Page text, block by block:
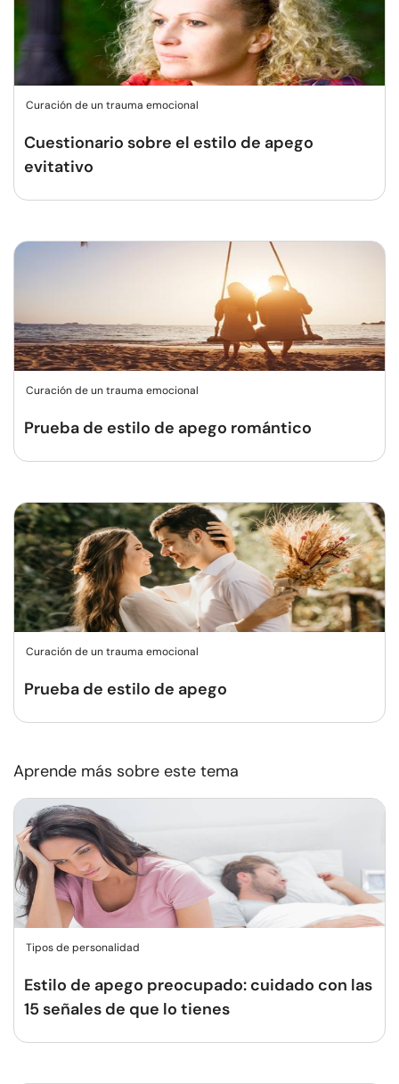
Curación de un trauma emocional
Cuestionario sobre el estilo de apego
evitativo
Curación de un trauma emocional
Prueba de estilo de apego romántico
Curación de un trauma emocional
Prueba de estilo de apego
Aprende más sobre este tema
Tipos de personalidad
Estilo de apego preocupado: cuidado con las
15 señales de que lo tienes